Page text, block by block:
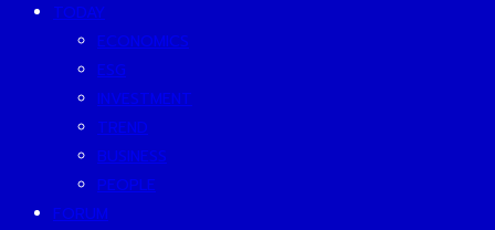
TODAY
ECONOMICS
ESG
INVESTMENT
TREND
BUSINESS
PEOPLE
FORUM